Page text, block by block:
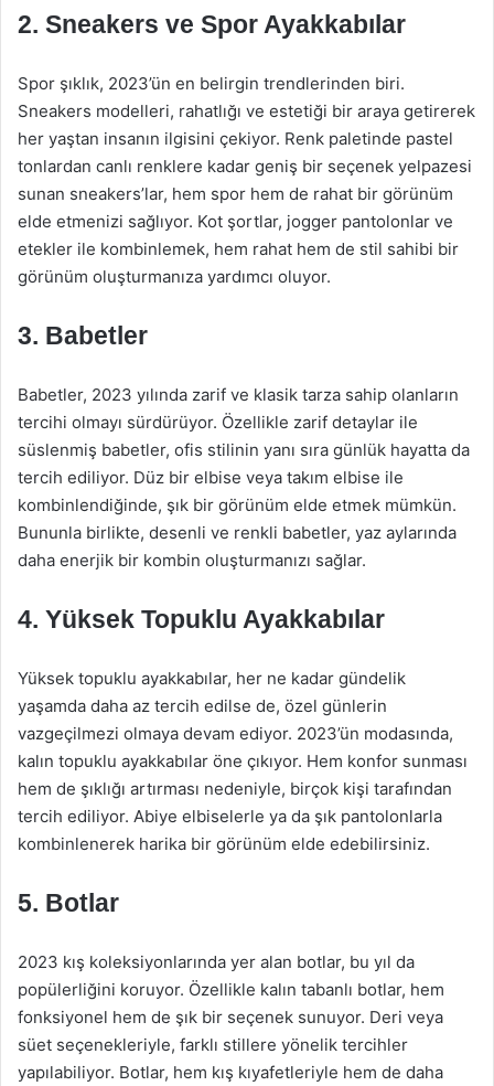
2. Sneakers ve Spor Ayakkabılar
Spor şıklık, 2023’ün en belirgin trendlerinden biri.
Sneakers modelleri, rahatlığı ve estetiği bir araya getirerek
her yaştan insanın ilgisini çekiyor. Renk paletinde pastel
tonlardan canlı renklere kadar geniş bir seçenek yelpazesi
sunan sneakers’lar, hem spor hem de rahat bir görünüm
elde etmenizi sağlıyor. Kot şortlar, jogger pantolonlar ve
etekler ile kombinlemek, hem rahat hem de stil sahibi bir
görünüm oluşturmanıza yardımcı oluyor.
3. Babetler
Babetler, 2023 yılında zarif ve klasik tarza sahip olanların
tercihi olmayı sürdürüyor. Özellikle zarif detaylar ile
süslenmiş babetler, ofis stilinin yanı sıra günlük hayatta da
tercih ediliyor. Düz bir elbise veya takım elbise ile
kombinlendiğinde, şık bir görünüm elde etmek mümkün.
Bununla birlikte, desenli ve renkli babetler, yaz aylarında
daha enerjik bir kombin oluşturmanızı sağlar.
4. Yüksek Topuklu Ayakkabılar
Yüksek topuklu ayakkabılar, her ne kadar gündelik
yaşamda daha az tercih edilse de, özel günlerin
vazgeçilmezi olmaya devam ediyor. 2023’ün modasında,
kalın topuklu ayakkabılar öne çıkıyor. Hem konfor sunması
hem de şıklığı artırması nedeniyle, birçok kişi tarafından
tercih ediliyor. Abiye elbiselerle ya da şık pantolonlarla
kombinlenerek harika bir görünüm elde edebilirsiniz.
5. Botlar
2023 kış koleksiyonlarında yer alan botlar, bu yıl da
popülerliğini koruyor. Özellikle kalın tabanlı botlar, hem
fonksiyonel hem de şık bir seçenek sunuyor. Deri veya
süet seçenekleriyle, farklı stillere yönelik tercihler
yapılabiliyor. Botlar, hem kış kıyafetleriyle hem de daha